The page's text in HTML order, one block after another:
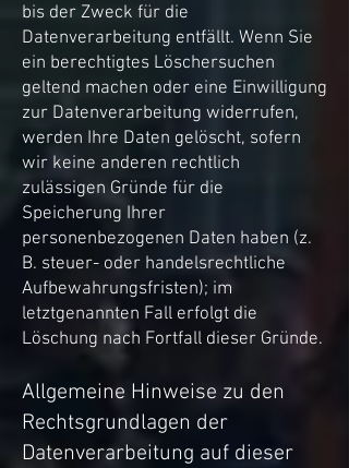
bis der Zweck für die
Datenverarbeitung entfällt. Wenn Sie
ein berechtigtes Löschersuchen
geltend machen oder eine Einwilligung
zur Datenverarbeitung widerrufen,
werden Ihre Daten gelöscht, sofern
wir keine anderen rechtlich
zulässigen Gründe für die
Speicherung Ihrer
personenbezogenen Daten haben (z.
B. steuer- oder handelsrechtliche
Aufbewahrungsfristen); im
letztgenannten Fall erfolgt die
Löschung nach Fortfall dieser Gründe.
Allgemeine Hinweise zu den
Rechtsgrundlagen der
Datenverarbeitung auf dieser